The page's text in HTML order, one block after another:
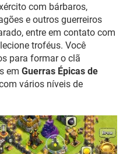
com bárbaros,
e outros guerreiros
entre em contato com
troféus. Você
para formar o clã
em Guerras Épicas de
vários níveis de